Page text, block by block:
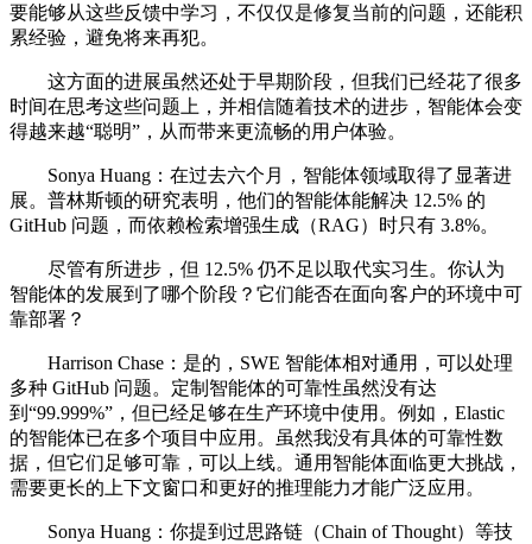
要能够从这些反馈中学习，不仅仅是修复当前的问题，还能积
累经验，避免将来再犯。
这方面的进展虽然还处于早期阶段，但我们已经花了很多
时间在思考这些问题上，并相信随着技术的进步，智能体会变
得越来越“聪明”，从而带来更流畅的用户体验。
Sonya Huang：在过去六个月，智能体领域取得了显著进
展。普林斯顿的研究表明，他们的智能体能解决 12.5% 的
GitHub 问题，而依赖检索增强生成（RAG）时只有 3.8%。
尽管有所进步，但 12.5% 仍不足以取代实习生。你认为
智能体的发展到了哪个阶段？它们能否在面向客户的环境中可
靠部署？
Harrison Chase：是的，SWE 智能体相对通用，可以处理
多种 GitHub 问题。定制智能体的可靠性虽然没有达
到“99.999%”，但已经足够在生产环境中使用。例如，Elastic
的智能体已在多个项目中应用。虽然我没有具体的可靠性数
据，但它们足够可靠，可以上线。通用智能体面临更大挑战，
需要更长的上下文窗口和更好的推理能力才能广泛应用。
Sonya Huang：你提到过思路链（Chain of Thought）等技